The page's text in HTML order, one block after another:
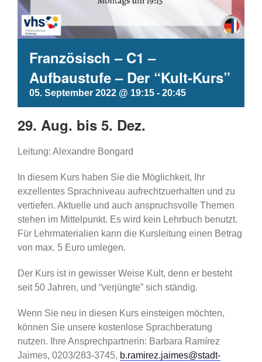
Französisch – C1 –
Aufbaustufe – Der “Kult-Kurs”
05. September 2022 @ 19:15 - 20:45
29. Aug. bis 5. Dez.
Leitung: Alexandre Bongard
In diesem Kurs haben Sie die Möglichkeit, Ihr
exzellentes Sprachniveau aufrechtzuerhalten und zu
vertiefen. Aktuelle und auch anspruchsvolle Themen
stehen im Mittelpunkt. Es wird kein Lehrbuch benutzt.
Für Lehrmaterialien kann die Kursleitung einen Betrag
von max. 5 Euro umlegen.
Der Kurs ist in gewisser Weise Kult, denn er besteht
seit 50 Jahren, und “verjüngte” sich ständig.
Wenn Sie neu in diesen Kurs einsteigen möchten,
können Sie unsere kostenlose Sprachberatung
nutzen. Ihre Ansprechpartnerin: Barbara Ramírez
Jaimes, 0203/283-3745, b.ramirez.jaimes@stadt-